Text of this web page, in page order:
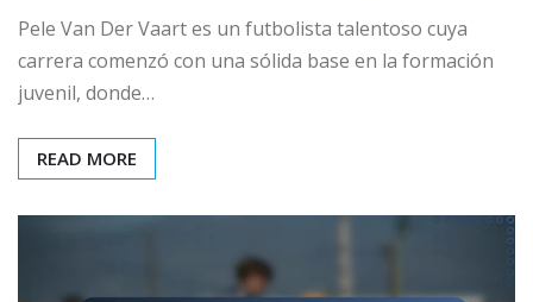
Pele Van Der Vaart es un futbolista talentoso cuya
carrera comenzó con una sólida base en la formación
juvenil, donde…
READ MORE